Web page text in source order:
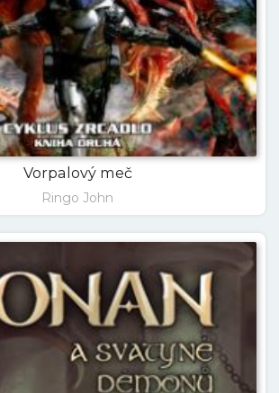
Vorpalový meč
Ringo John